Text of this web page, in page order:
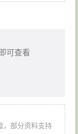
可查看
，部分资料支持